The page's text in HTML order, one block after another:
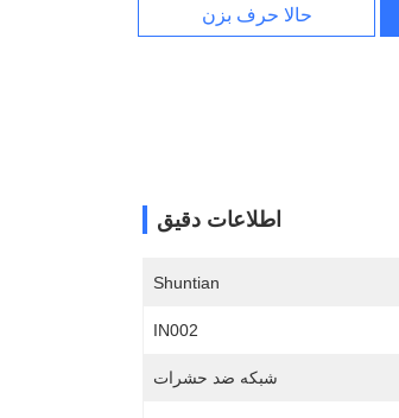
حالا حرف بزن
اطلاعات دقیق
Shuntian
IN002
شبکه ضد حشرات